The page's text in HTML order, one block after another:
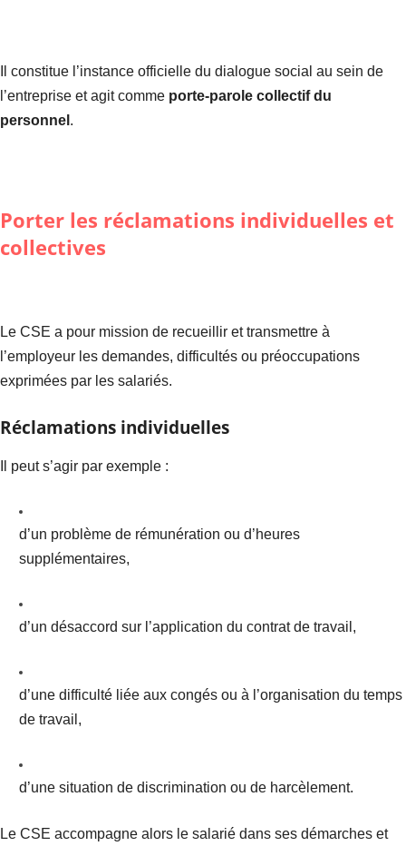
Il constitue l’instance officielle du dialogue social au sein de
l’entreprise et agit comme porte-parole collectif du
personnel .
Porter les réclamations individuelles et
collectives
Le CSE a pour mission de recueillir et transmettre à
l’employeur les demandes, difficultés ou préoccupations
exprimées par les salariés.
Réclamations individuelles
Il peut s’agir par exemple :
d’un problème de rémunération ou d’heures
supplémentaires,
d’un désaccord sur l’application du contrat de travail,
d’une difficulté liée aux congés ou à l’organisation du temps
de travail,
d’une situation de discrimination ou de harcèlement.
Le CSE accompagne alors le salarié dans ses démarches et